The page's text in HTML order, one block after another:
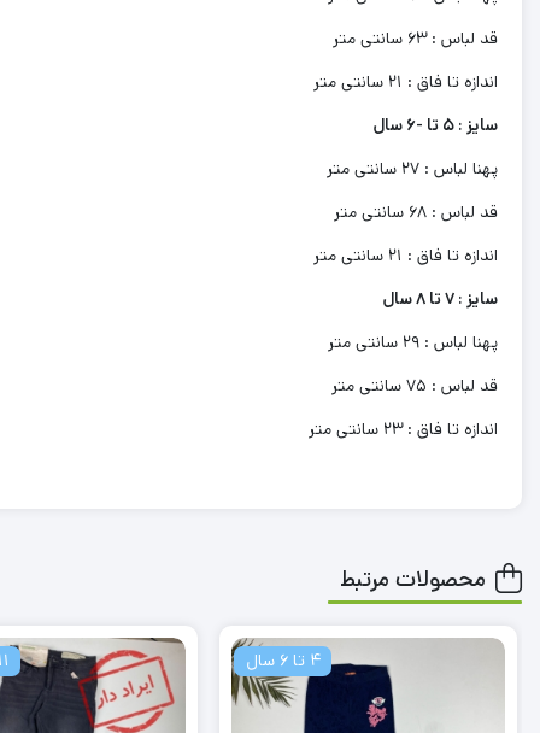
قد لباس : 63 سانتی متر
اندازه تا فاق : 21 سانتی متر
سایز : 5 تا -6 سال
پهنا لباس : 27 سانتی متر
قد لباس : 68 سانتی متر
اندازه تا فاق : 21 سانتی متر
سایز : 7 تا 8 سال
پهنا لباس : 29 سانتی متر
قد لباس : 75 سانتی متر
اندازه تا فاق : 23 سانتی متر
محصولات مرتبط
11 تا 12 سال